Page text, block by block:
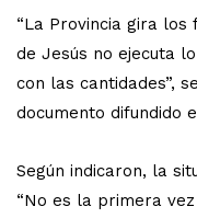
“La Provincia gira los
de Jesús no ejecuta
con las cantidades”,
documento difundido
Según indicaron, la
“No es la primera